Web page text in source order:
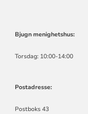
Bjugn menighetshus:
Torsdag: 10:00-14:00
Postadresse:
Postboks 43